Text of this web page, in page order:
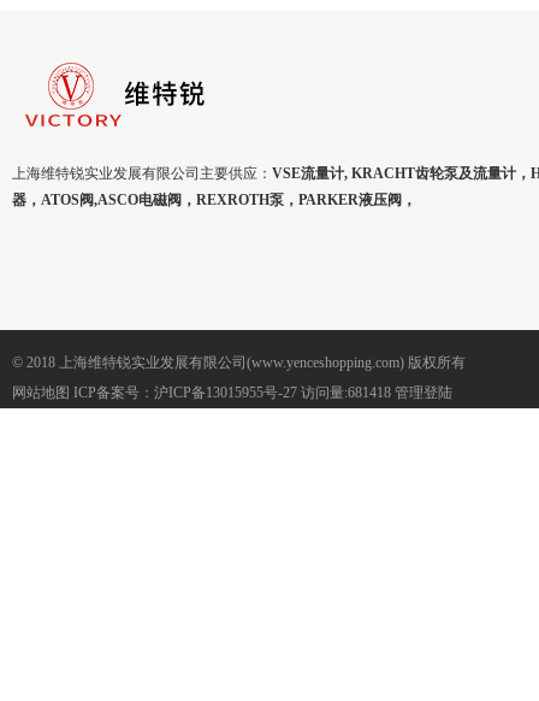
上海维特锐实业发展有限公司主要供应： VSE流量计, KRACHT齿轮泵及流量计，
器，ATOS阀,ASCO电磁阀，REXROTH泵，PARKER液压阀，
© 2018 上海维特锐实业发展有限公司(www.yenceshopping.com) 版权所有
网站地图 ICP备案号： 沪ICP备13015955号-27 访问量:681418 管理登陆